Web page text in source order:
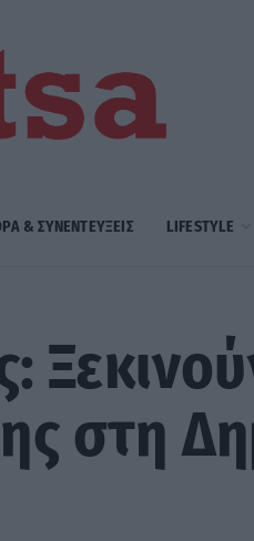
& ΣΥΝΕΝΤΕΥΞΕΙΣ LIFESTYLE
στη